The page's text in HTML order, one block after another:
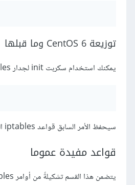
توزيعة CentOS 6 وما قبلها
يمكنك استخدام سكربت init لجدار iptables لحفظ القواعد في توزيعة CentOS 6 وما قبلها (تَستخدم توزيعة CentOS 7 جدار FirewallD افتراضيًّا):
سيحفظ الأمر السابق قواعد iptables الحالية إلى ملف
قواعد مفيدة عموما
يتضمن هذا القسم تشكيلةً من أوامر iptables التي ستُنشِئ قواعدًا مفيدةً في أغلبية الخواديم.